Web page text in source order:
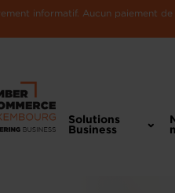
informatif. Aucun paiement
Solutions
Business